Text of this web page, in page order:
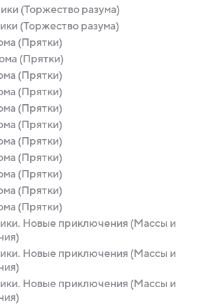
(Торжество разума)
(Торжество разума)
(Прятки)
(Прятки)
(Прятки)
(Прятки)
(Прятки)
(Прятки)
(Прятки)
(Прятки)
(Прятки)
(Прятки)
(Прятки)
Новые приключения (Массы и
Новые приключения (Массы и
Новые приключения (Массы и